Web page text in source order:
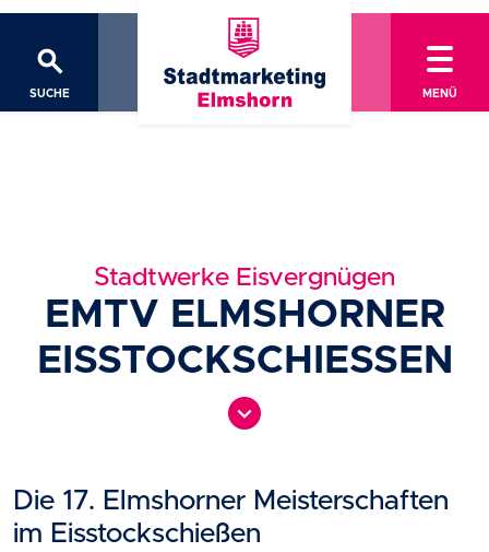
search
SUCHE MENÜ
Stadtwerke Eisvergnügen
EMTV ELMSHORNER
EISSTOCKSCHIESSEN
expand_circle_down
Die 17. Elmshorner Meisterschaften
im Eisstockschießen